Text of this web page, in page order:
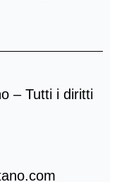
– Tutti i diritti